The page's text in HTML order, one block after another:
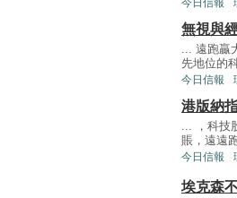
今日信報
無視與
... 遠跑贏
先地位的
今日信報
港版納
... ，科技
賬，遠遠
今日信報
埃克森